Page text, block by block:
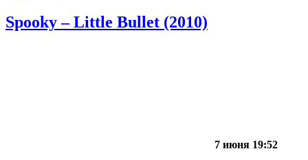
Spooky – Little Bullet (2010)
7 июня 19:52